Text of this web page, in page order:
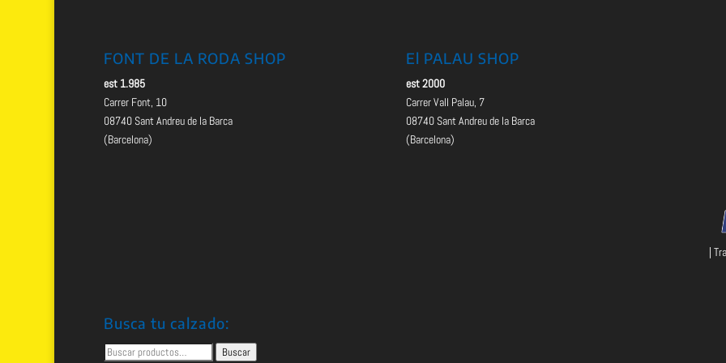
FONT DE LA RODA SHOP
est 1.985
Carrer Font, 10
08740 Sant Andreu de la Barca
(Barcelona)
Busca tu calzado:
Buscar
Buscar
El PALAU SHOP
est 2000
Carrer Vall Palau, 7
08740 Sant Andreu de la Barca
(Barcelona)
|